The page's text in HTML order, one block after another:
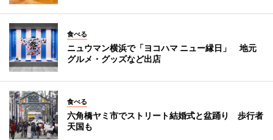
食べる
ニュウマン横浜で「ヨコハマ ニュー縁日」 地元
グルメ・グッズなど出店
食べる
六角橋ヤミ市でストリート結婚式と盆踊り 歩行者
天国も